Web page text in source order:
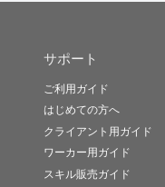
サポート
ご利用ガイド
はじめての方へ
クライアント用ガイド
ワーカー用ガイド
スキル販売ガイド